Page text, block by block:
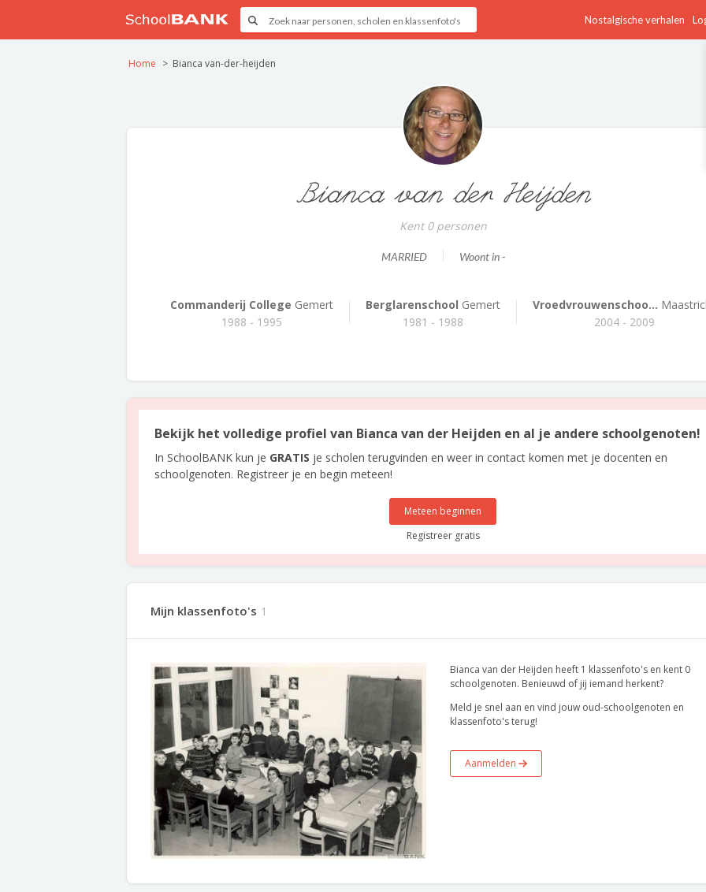
Nostalgische verhalen
Home Bianca van-der-heijden
Bianca van der Heijden
Kent 0 personen
MARRIED Woont in -
Commanderij College Gemert
1988 - 1995
Berglarenschool Gemert
1981 - 1988
Vroedvrouwenschoo...
2004 - 2009
Bekijk het volledige profiel van Bianca van der Heijden en al je andere schoolgenoten!
In SchoolBANK kun je GRATIS je scholen terugvinden en weer in contact komen met je docenten en
schoolgenoten. Registreer je en begin meteen!
Meteen beginnen
Registreer gratis
Mijn klassenfoto's 1
Bianca van der Heijden heeft 1 klassenfoto's en kent 0
schoolgenoten. Benieuwd of jij iemand herkent?
Meld je snel aan en vind jouw oud-schoolgenoten en
klassenfoto's terug!
Aanmelden